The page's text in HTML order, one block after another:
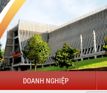
DOANH NGHIỆP